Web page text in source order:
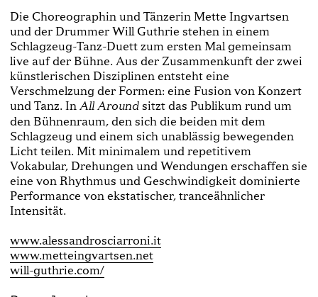
Die Choreographin und Tänzerin Mette Ingvartsen
und der Drummer Will Guthrie stehen in einem
Schlagzeug-Tanz-Duett zum ersten Mal gemeinsam
live auf der Bühne. Aus der Zusammenkunft der zwei
künstlerischen Disziplinen entsteht eine
Verschmelzung der Formen: eine Fusion von Konzert
und Tanz. In All Around sitzt das Publikum rund um
den Bühnenraum, den sich die beiden mit dem
Schlagzeug und einem sich unablässig bewegenden
Licht teilen. Mit minimalem und repetitivem
Vokabular, Drehungen und Wendungen erschaffen sie
eine von Rhythmus und Geschwindigkeit dominierte
Performance von ekstatischer, tranceähnlicher
Intensität.
www.alessandrosciarroni.it
www.metteingvartsen.net
will-guthrie.com/